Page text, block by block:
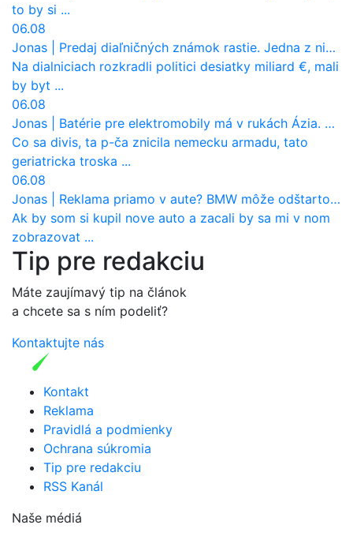
to by si ...
06.08
Jonas
Predaj diaľničných známok rastie. Jedna z nich zaznamenala nečakane výrazný nárast
Na dialniciach rozkradli politici desiatky miliard €, mali
by byt ...
06.08
Jonas
Batérie pre elektromobily má v rukách Ázia. Európa ale stráca kontrolu aj nad vlastnou výrobou!
Co sa divis, ta p-ča znicila nemecku armadu, tato
geriatricka troska ...
06.08
Jonas
Reklama priamo v aute? BMW môže odštartovať nový trend
Ak by som si kupil nove auto a zacali by sa mi v nom
zobrazovat ...
Tip pre redakciu
Máte zaujímavý tip na článok
a chcete sa s ním podeliť?
Kontaktujte nás
Kontakt
Reklama
Pravidlá a podmienky
Ochrana súkromia
Tip pre redakciu
RSS Kanál
Naše médiá